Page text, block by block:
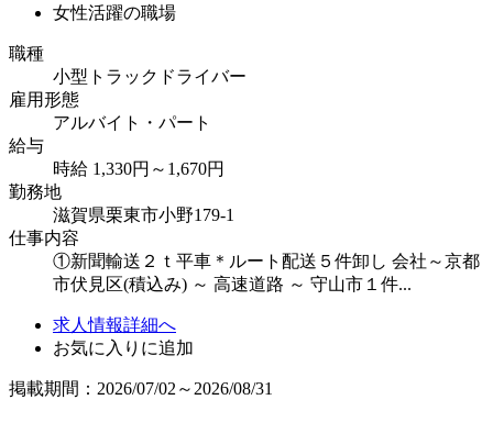
女性活躍の職場
職種
小型トラックドライバー
雇用形態
アルバイト・パート
給与
時給 1,330円～1,670円
勤務地
滋賀県栗東市小野179-1
仕事内容
①新聞輸送２ｔ平車＊ルート配送５件卸し 会社～京都
市伏見区(積込み) ～ 高速道路 ～ 守山市１件...
求人情報詳細へ
お気に入りに追加
掲載期間：2026/07/02～2026/08/31